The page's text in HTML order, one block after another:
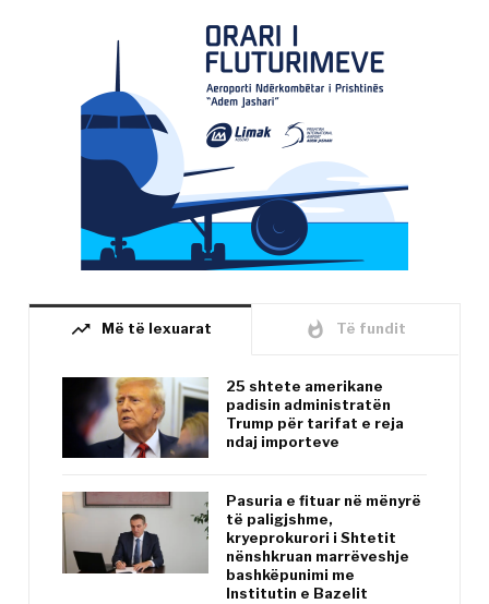
trending_up Më të lexuarat whatshot Të fundit
25 shtete amerikane
padisin administratën
Trump për tarifat e reja
ndaj importeve
Pasuria e fituar në mënyrë
të paligjshme,
kryeprokurori i Shtetit
nënshkruan marrëveshje
bashkëpunimi me
Institutin e Bazelit